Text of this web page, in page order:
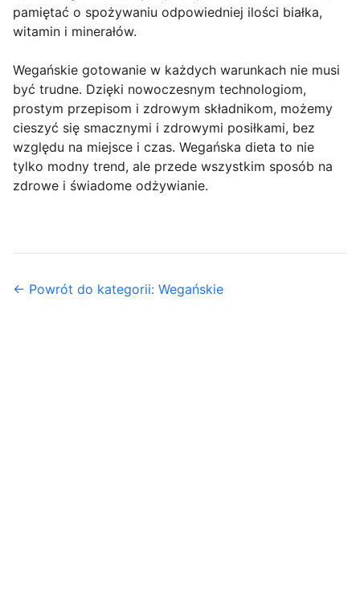
pamiętać o spożywaniu odpowiedniej ilości białka,
witamin i minerałów.
Wegańskie gotowanie w każdych warunkach nie musi
być trudne. Dzięki nowoczesnym technologiom,
prostym przepisom i zdrowym składnikom, możemy
cieszyć się smacznymi i zdrowymi posiłkami, bez
względu na miejsce i czas. Wegańska dieta to nie
tylko modny trend, ale przede wszystkim sposób na
zdrowe i świadome odżywianie.
← Powrót do kategorii: Wegańskie